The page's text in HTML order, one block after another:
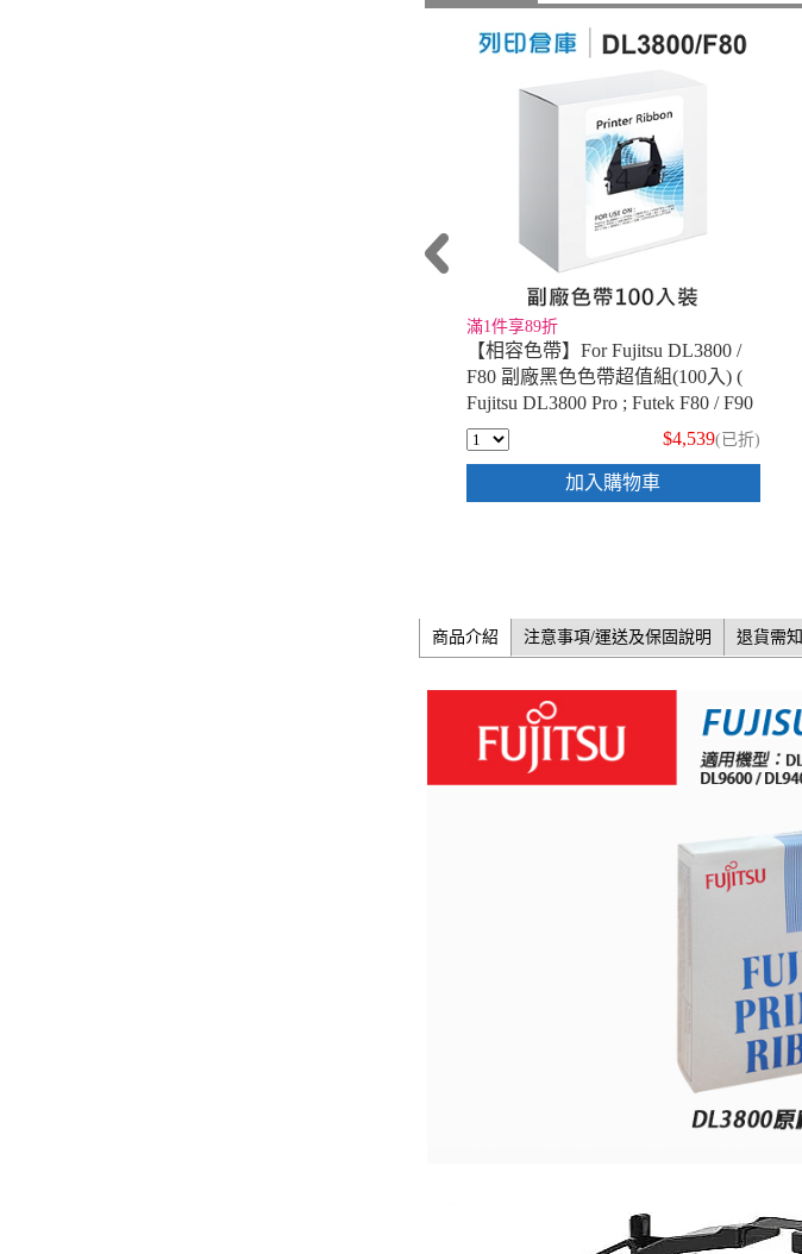
滿1件享89折
【相容色帶】For Fujitsu DL3800 /
F80 副廠黑色色帶超值組(100入) (
Fujitsu DL3800 Pro ; Futek F80 / F90
)
$4,539(已折)
加入購物車
商品介紹 注意事項/運送及保固說明 退貨需知